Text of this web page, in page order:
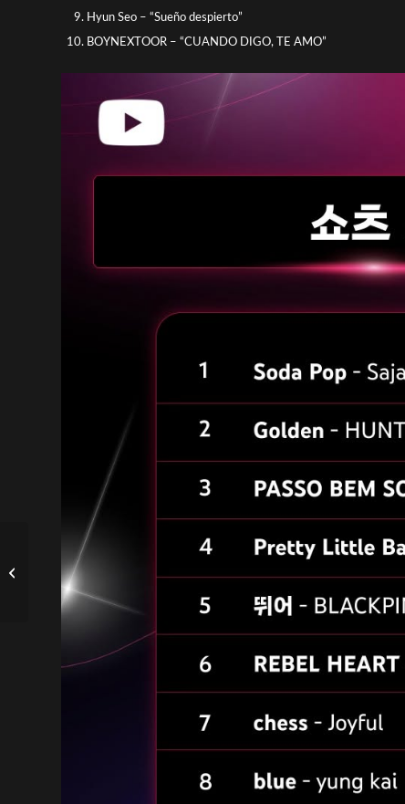
Hyun Seo – “Sueño despierto”
BOYNEXTOOR – “CUANDO DIGO, TE AMO”
Shuaibo de AHOF
participa en los Asia
Artist Awards (AAA) y
ACON 2025